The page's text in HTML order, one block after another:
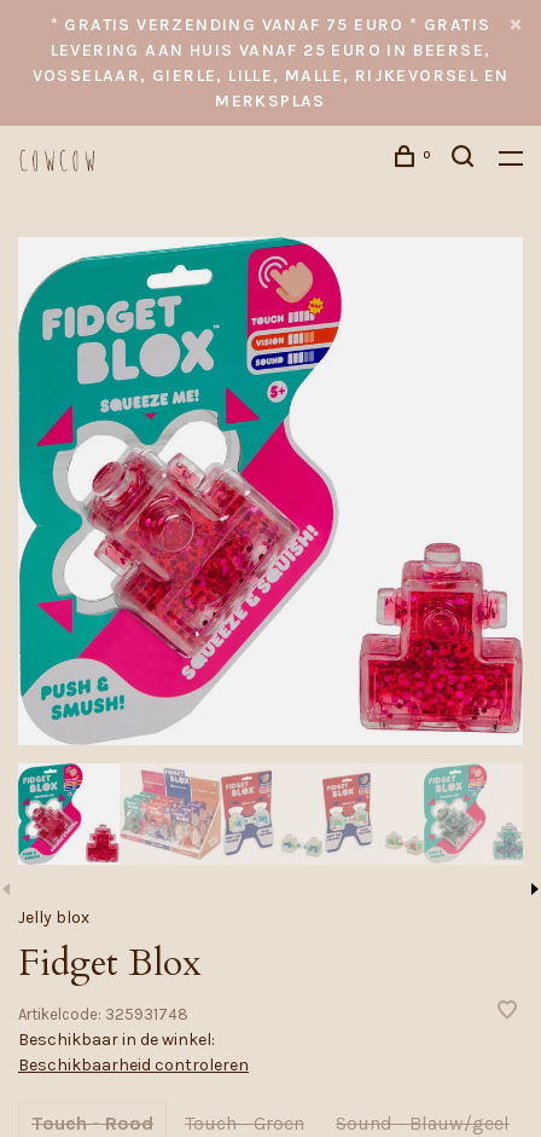
* GRATIS VERZENDING VANAF 75 EURO * GRATIS
LEVERING AAN HUIS VANAF 25 EURO IN BEERSE,
VOSSELAAR, GIERLE, LILLE, MALLE, RIJKEVORSEL EN
MERKSPLAS
0
Jelly blox
Fidget Blox
Artikelcode: 325931748
Beschikbaar in de winkel:
Beschikbaarheid controleren
Touch - Rood Touch - Groen
Sound - Blauw/geel